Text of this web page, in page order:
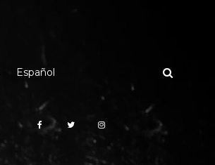
Español